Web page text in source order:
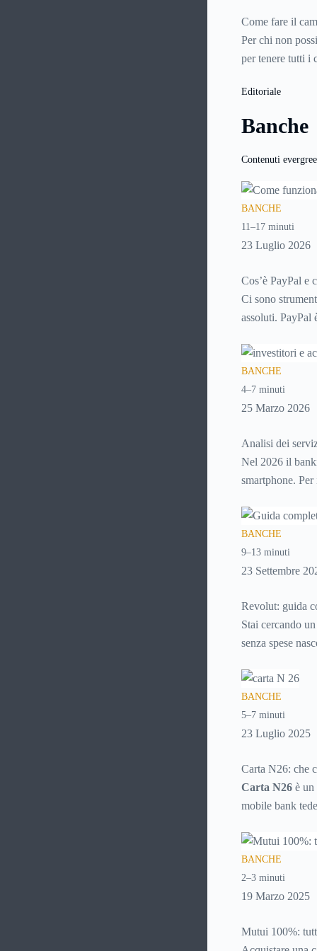
Come fare il
Per chi non
per tenere tutti i
mette di fronte
Editoriale
Banche
Contenuti
BANCHE
11–17 minuti
23 Luglio 2026
Cos’è PayPal e
Ci sono
assoluti. PayPal
soprattutto
BANCHE
4–7 minuti
25 Marzo 2026
Analisi dei
Nel 2026 il
smartphone.
fare un bonifico,
semplici,
BANCHE
9–13 minuti
23 Settembre
Revolut: guida
Stai cercando
senza spese
mondo.
BANCHE
5–7 minuti
23 Luglio 2025
Carta N26: che
Carta N26è un
mobile bank
BANCHE
2–3 minuti
19 Marzo 2025
Mutui 100%: